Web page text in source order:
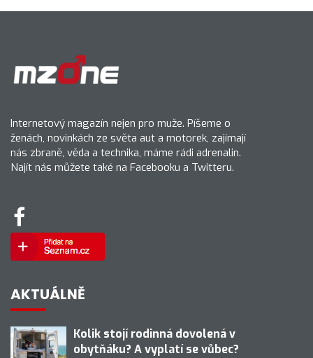
Internetový magazín nejen pro muže. Píšeme o
ženách, novinkách ze světa aut a motorek, zajímají
nás zbraně, věda a technika, máme rádi adrenalin.
Najít nás můžete také na Facebooku a Twitteru.
AKTUÁLNĚ
Kolik stojí rodinná dovolená v
obytňáku? A vyplatí se vůbec?